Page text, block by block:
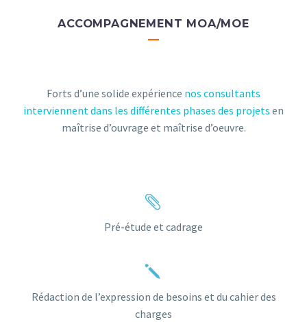
ACCOMPAGNEMENT MOA/MOE
—
Forts d’une solide expérience nos consultants
interviennent dans les différentes phases des projets en
maîtrise d’ouvrage et maîtrise d’oeuvre.


Pré-étude et cadrage
j
j
Rédaction de l’expression de besoins et du cahier des
charges